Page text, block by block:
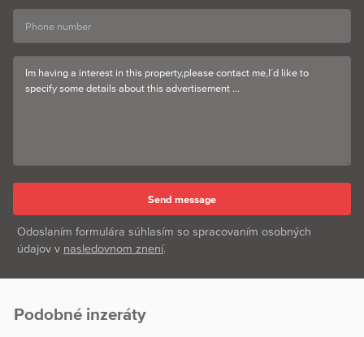
Odoslaním formulára súhlasím so spracovaním osobných
údajov v nasledovnom znení.
Podobné inzeráty